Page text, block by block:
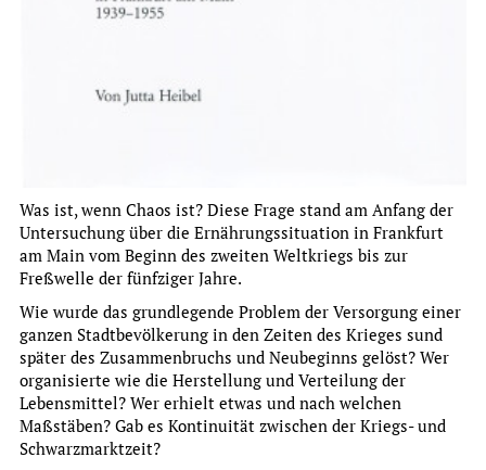
Was ist, wenn Chaos ist? Diese Frage stand am Anfang der
Untersuchung über die Ernährungssituation in Frankfurt
am Main vom Beginn des zweiten Weltkriegs bis zur
Freßwelle der fünfziger Jahre.
Wie wurde das grundlegende Problem der Versorgung einer
ganzen Stadtbevölkerung in den Zeiten des Krieges sund
später des Zusammenbruchs und Neubeginns gelöst? Wer
organisierte wie die Herstellung und Verteilung der
Lebensmittel? Wer erhielt etwas und nach welchen
Maßstäben? Gab es Kontinuität zwischen der Kriegs- und
Schwarzmarktzeit?
Christina Treutlein
DER ARCHITEKT CARL-HERMANN RUDLOFF (1890-1949) -